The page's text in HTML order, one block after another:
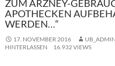
ZUM ARZNEY-
APOTHECKEN
WERDEN…“
17. NOVEMBER 2016 UB_ADMIN
HINTERLASSEN
16.932 VIEWS